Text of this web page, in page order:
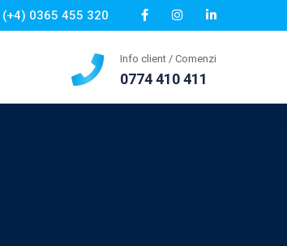
(+4) 0365 455 320
Info client / Comenzi
0774 410 411